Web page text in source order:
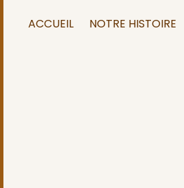
ACCUEIL NOTRE HISTOIRE